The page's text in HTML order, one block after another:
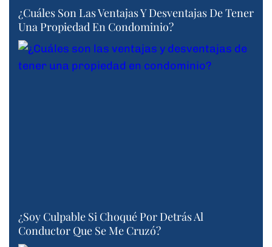
¿Cuáles Son Las Ventajas Y Desventajas De Tener
Una Propiedad En Condominio?
¿Soy Culpable Si Choqué Por Detrás Al
Conductor Que Se Me Cruzó?